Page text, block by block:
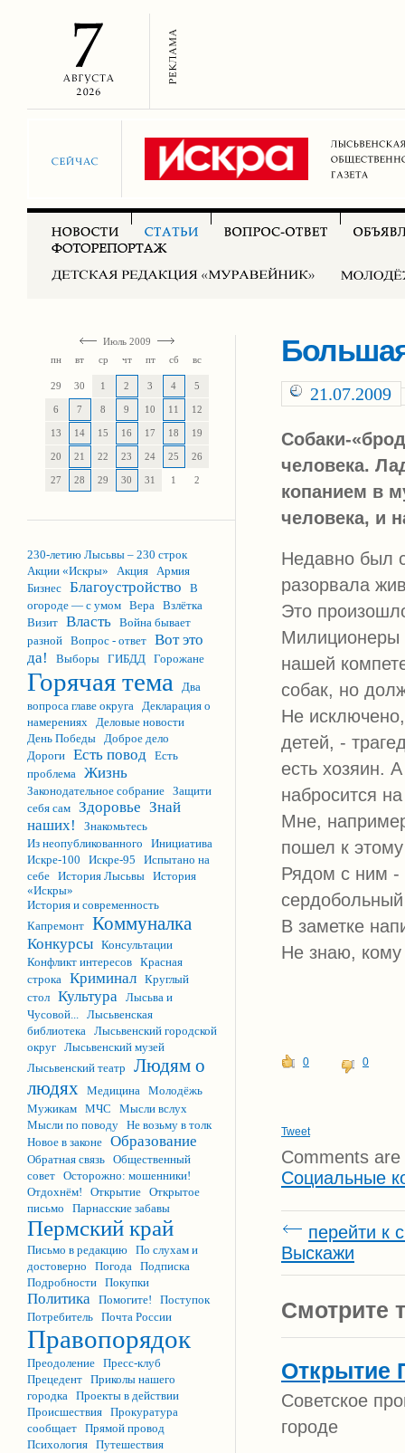
Июль 2009
пн
вт ср чт пт сб вс
29 30 1 2 3 4 5
6 7 8 9 10 11 12
13 14 15 16 17 18 19
20 21 22 23 24 25 26
27 28 29 30 31 1 2
230-летию Лысьвы – 230 строк
Акции «Искры»
Акция Армия
Бизнес Благоустройство
В
огороде — с умом Вера Взлётка
Визит Власть Война бывает
разной Вопрос - ответ Вот это
да!
Выборы ГИБДД Горожане
Горячая тема
Два
вопроса главе округа Декларация о
намерениях Деловые новости
День Победы Доброе дело
Дороги Есть повод Есть
проблема Жизнь
Законодательное собрание Защити
себя сам Здоровье Знай
наших!
Знакомьтесь
Из неопубликованного
Инициатива
Искре-100
Искре-95
Испытано на
себе История Лысьвы История
«Искры»
История и современность
Капремонт Коммуналка
Конкурсы Консультации
Конфликт интересов Красная
строка Криминал Круглый
стол Культура Лысьва и
Чусовой... Лысьвенская
библиотека Лысьвенский городской
округ Лысьвенский музей
Лысьвенский театр
Людям о
людях Медицина Молодёжь
Мужикам МЧС
Мысли вслух
Мысли по поводу Не возьму в толк
Новое в законе Образование
Обратная связь Общественный
совет Осторожно: мошенники!
Отдохнём!
Открытие Открытое
письмо
Парнасские забавы
Пермский край
Письмо в редакцию По слухам и
достоверно
Погода Подписка
Подробности Покупки
Политика Помогите!
Поступок
Потребитель Почта России
Правопорядок
Преодоление Пресс-клуб
Прецедент Приколы нашего
городка Проекты в действии
Происшествия Прокуратура
сообщает Прямой провод
Психология Путешествия
21.07.2009
Собаки-
человека.
копанием в
человека, и
Недавно был
разорвала
Это
Милиционеры
нашей
собак, но
Не
детей, -
есть хозяин.
набросится
Мне,
пошел к
Рядом с ним -
В заметке
Не знаю, кому
0 0
Tweet
Comments are
Социальные
перейти к
Выскажи
Смотрите
Открытие
Советское
городе